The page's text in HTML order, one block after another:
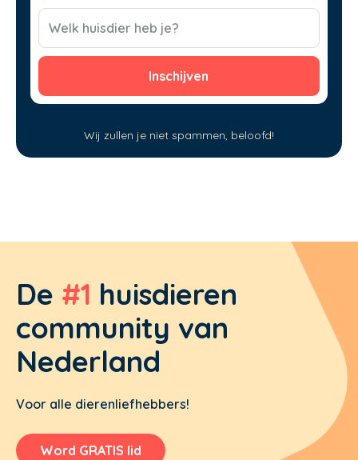
(Vereist)
CAPTCHA
Welk huisdier heb je?
Wij zullen je niet spammen, beloofd!
De #1 huisdieren
community van
Nederland
Voor alle dierenliefhebbers!
Word GRATIS lid